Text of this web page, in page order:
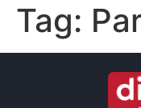
Tag: